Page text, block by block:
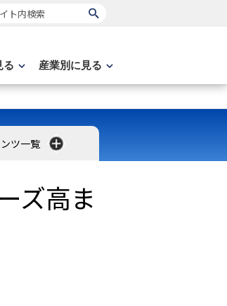
ト内検索
る 産業別に見る
ツ一覧
ズ高ま